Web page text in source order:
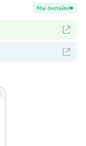
Мы онлайн!